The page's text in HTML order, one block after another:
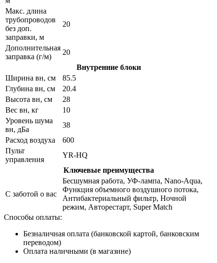
Макс. длина
трубопроводов
без доп.
заправки, м
20
Дополнительная
заправка (г/м)
20
Внутренние блоки
Ширина вн, см
85.5
Глубина вн, см
20.4
Высота вн, см
28
Вес вн, кг
10
Уровень шума
вн, дБа
38
Расход воздуха
600
Пульт
управления
YR-HQ
Ключевые преимущества
С заботой о вас
Беcшумная работа, УФ-лампа, Nano-Aqua,
Функция объемного воздушного потока,
Антибактериальный фильтр, Ночной
режим, Авторестарт, Super Match
Способы оплаты:
Безналичная оплата (банковской картой, банковским
переводом)
Оплата наличными (в магазине)